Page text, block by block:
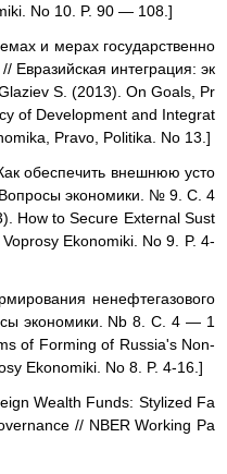
No 10. P. 90 — 108.]
и мерах государственно
Евразийская интеграция: эк
S. (2013). On Goals, Pr
of Development and Integrat
Pravo, Politika. No 13.]
обеспечить внешнюю усто
Вопросы экономики. № 9. С. 4
How to Secure External Sust
Ekonomiki. No 9. P. 4-
ненефтегазового
экономики. Nb 8. С. 4 — 1
of Forming of Russia's Non-
Ekonomiki. No 8. P. 4-16.]
Wealth Funds: Stylized Fa
// NBER Working Pa